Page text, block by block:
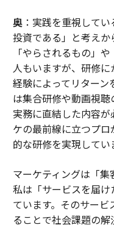
奥：実践を重視してい
投資である」と考えか
「やらされるもの」
人もいますが、研修
経験によってリター
は集合研修や動画視聴
実務に直結した内容
ケの最前線に立つプ
的な研修を実現してい
マーケティングは「集
私は「サービスを届
ています。そのサー
ることで社会課題の